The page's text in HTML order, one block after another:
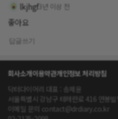
lkjhgf3년 이상 전
좋아요
회사소개이용약관개인정보 처리방침
닥터다이어리 대표 : 송제윤
서울특별시 강남구 테헤란로 416 연봉빌
이메일 문의 contact@drdiary.co.kr